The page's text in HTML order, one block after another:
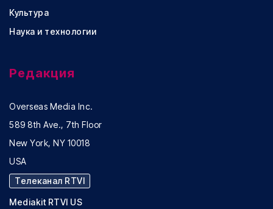
Культура
Наука и технологии
Редакция
Overseas Media Inc.
589 8th Ave., 7th Floor
New York, NY 10018
USA
Телеканал RTVI
Mediakit RTVI US